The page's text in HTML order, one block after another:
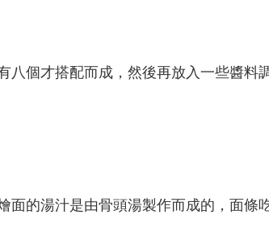
個才搭配而成，然後再放入一些醬料
的湯汁是由骨頭湯製作而成的，面條